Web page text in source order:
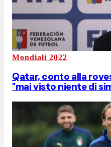
Mondiali 2022
Qatar, conto alla
"mai visto niente di